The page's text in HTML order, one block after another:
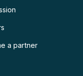
a partner